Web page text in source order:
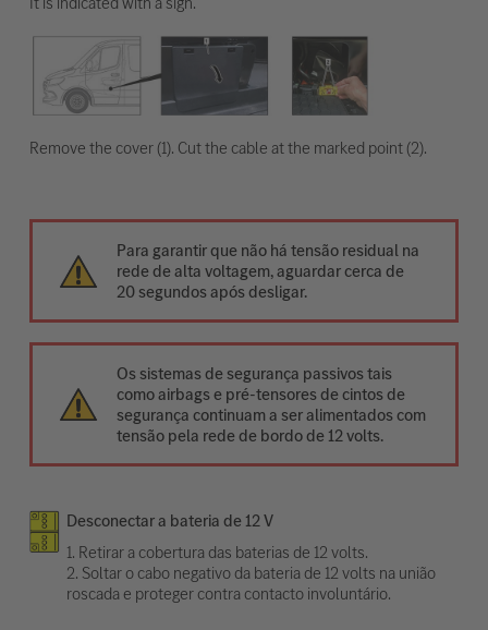
Remove the cover (1). Cut the cable at the marked point (2).
Para garantir que não há tensão residual na
rede de alta voltagem, aguardar cerca de
20 segundos após desligar.
Os sistemas de segurança passivos tais
como airbags e pré-tensores de cintos de
segurança continuam a ser alimentados com
tensão pela rede de bordo de 12 volts.
Desconectar a bateria de 12 V
1. Retirar a cobertura das baterias de 12 volts.
2. Soltar o cabo negativo da bateria de 12 volts na união
roscada e proteger contra contacto involuntário.